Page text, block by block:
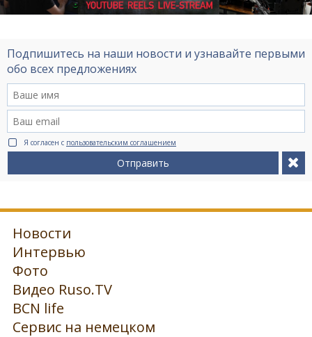
Подпишитесь на наши новости и узнавайте первыми
обо всех предложениях
Я согласен с пользовательским соглашением
Отправить
Новости
Интервью
Фото
Видео Ruso.TV
BCN life
Сервис на немецком